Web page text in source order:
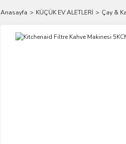
Anasayfa KÜÇÜK EV ALETLERİ Çay &